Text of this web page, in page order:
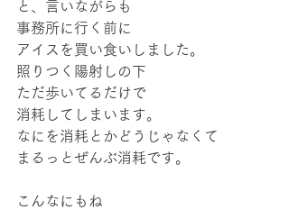
と、言いながらも
事務所に行く前に
アイスを買い食いしました。
照りつく陽射しの下
ただ歩いてるだけで
消耗してしまいます。
なにを消耗とかどうじゃなくて
まるっとぜんぶ消耗です。
こんなにもね